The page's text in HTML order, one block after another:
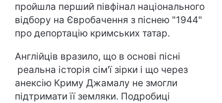
пройшла перший півфінал національного
відбору на Євробачення з піснею "1944"
про депортацію кримських татар.
Англійців вразило, що в основі пісні
реальна історія сім'ї зірки і що через
анексію Криму Джамалу не змогли
підтримати її земляки. Подробиці